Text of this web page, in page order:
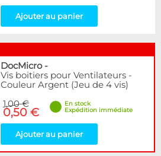
Ajouter au panier
DocMicro-
Vis boitiers pour Ventilateurs -
Couleur Argent (Jeu de 4 vis)
1,00 €
0,50 €
En stock
Expédition immédiate
Ajouter au panier